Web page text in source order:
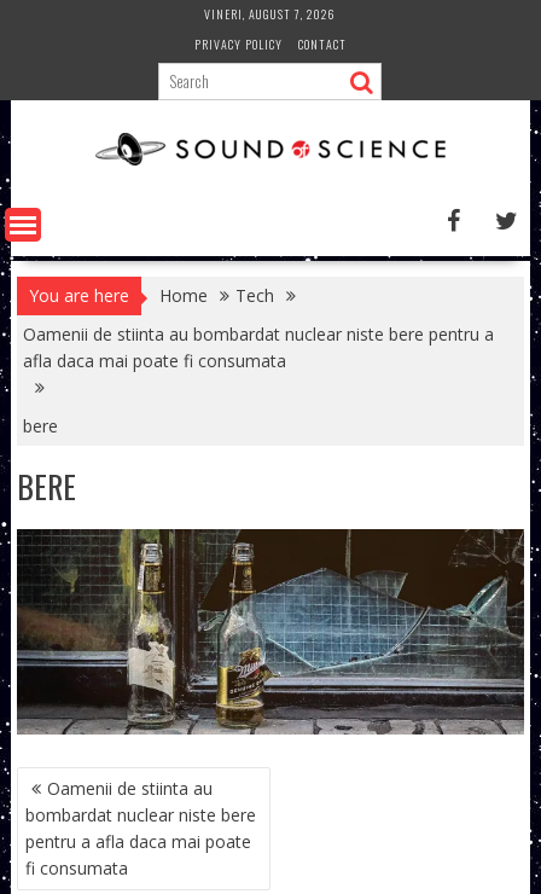
VINERI, AUGUST 7, 2026
PRIVACY POLICY
CONTACT
You are here Home
Tech
Oamenii de stiinta au bombardat nuclear niste bere pentru a
afla daca mai poate fi consumata
bere
BERE
NAVIGARE
ÎN
ARTICOLE
Oamenii de stiinta au
bombardat nuclear niste bere
pentru a afla daca mai poate
fi consumata